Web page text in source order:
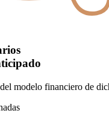
modelo financiero de